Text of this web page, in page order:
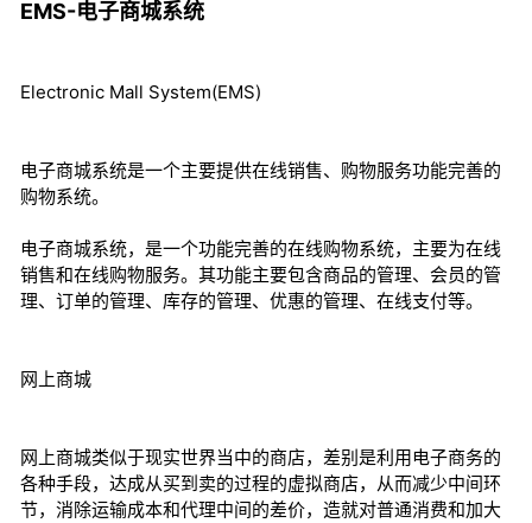
EMS-电子商城系统
Electronic Mall System(EMS)
电子商城系统是一个主要提供在线销售、购物服务功能完善的
购物系统。
电子商城系统，是一个功能完善的在线购物系统，主要为在线
销售和在线购物服务。其功能主要包含商品的管理、会员的管
理、订单的管理、库存的管理、优惠的管理、在线支付等。
网上商城
网上商城类似于现实世界当中的商店，差别是利用电子商务的
各种手段，达成从买到卖的过程的虚拟商店，从而减少中间环
节，消除运输成本和代理中间的差价，造就对普通消费和加大